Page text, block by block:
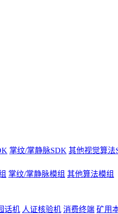
掌纹/掌静脉SDK 其他视觉算法
掌纹/掌静脉模组 其他算法模组
话机 人证核验机 消费终端 矿用